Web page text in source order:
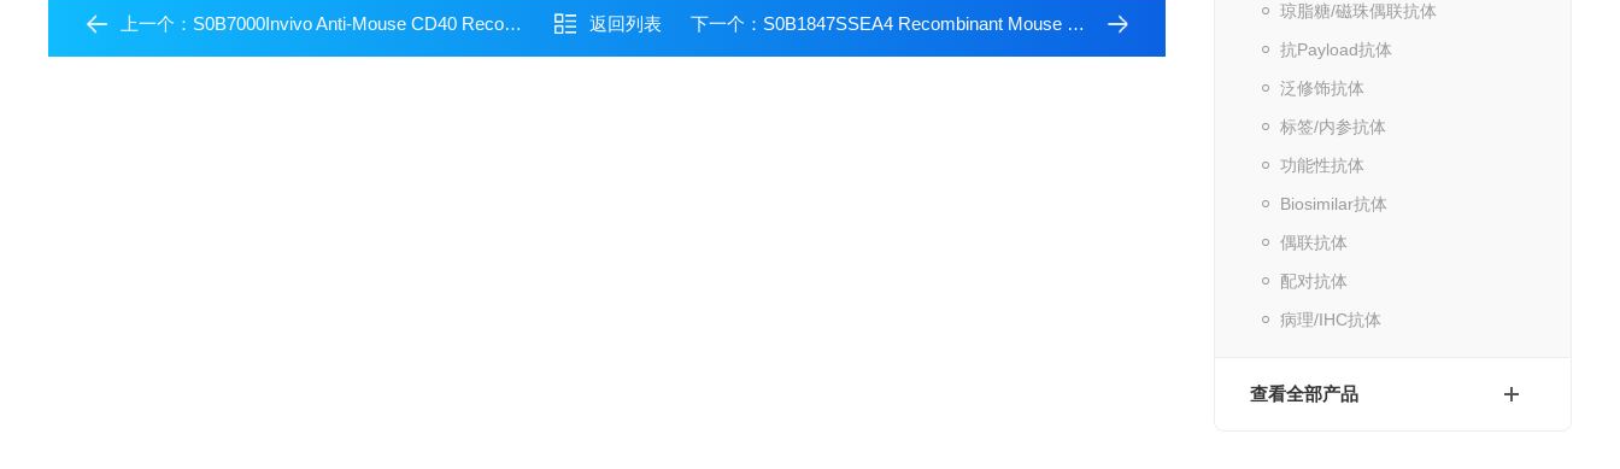
琼脂糖/磁珠偶联抗体
抗Payload抗体
泛修饰抗体
标签/内参抗体
功能性抗体
Biosimilar抗体
偶联抗体
配对抗体
病理/IHC抗体
查看全部产品
上一个： S0B7000Invivo Anti-Mouse CD40 Recombinant mAb (S-R456) 返回列表 下一个： S0B1847SSEA4 Recombinant Mouse mAb (Alexa Fluor? 647 Conjugate) (S-R541)